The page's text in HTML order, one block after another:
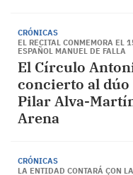
CRÓNICAS
EL RECITAL CONMEMORA EL
ESPAÑOL MANUEL DE FALLA
El Círculo
concierto al
Pilar Alva-
Arena
CRÓNICAS
LA ENTIDAD CONTARÁ CON